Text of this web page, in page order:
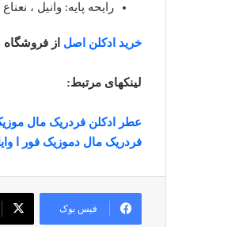
رایحه پایه: وانیل ،
خرید ادکلن اصل از
لینکهای مرتبط:
عطر ادکلن فردریک مال
فردریک مال دموزیک فور ا
فیس بوک